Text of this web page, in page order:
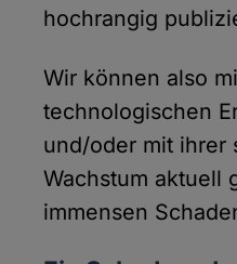
hochrangig
Wir können also
technologischen
und/oder mit ihrer
Wachstum aktuell
immensen